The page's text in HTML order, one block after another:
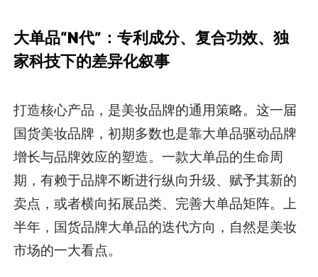
大单品“N代”：专利成分、复合功效、独
家科技下的差异化叙事
打造核心产品，是美妆品牌的通用策略。这一届
国货美妆品牌，初期多数也是靠大单品驱动品牌
增长与品牌效应的塑造。一款大单品的生命周
期，有赖于品牌不断进行纵向升级、赋予其新的
卖点，或者横向拓展品类、完善大单品矩阵。上
半年，国货品牌大单品的迭代方向，自然是美妆
市场的一大看点。